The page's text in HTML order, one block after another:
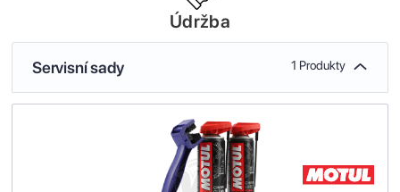
Údržba
Servisní sady 1 Produkty